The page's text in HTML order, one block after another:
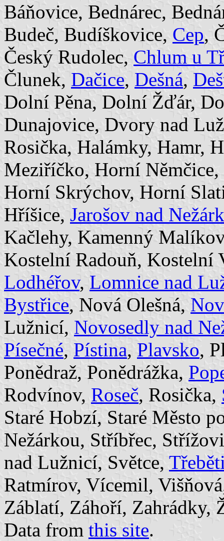
Báňovice, Bednárec,
Budeč, Budíškovice, Cep,
Český Rudolec, Chlum u
Člunek, Dačice, Dešná,
Dolní Pěna, Dolní Žďár,
Dunajovice, Dvory nad
Rosička, Halámky, Hamr,
Meziříčko, Horní Němčice,
Horní Skrýchov, Horní
Hříšice, Jarošov nad
Kačlehy, Kamenný
Kostelní Radouň,
Lodhéřov, Lomnice nad
Bystřice, Nová Olešná,
Lužnicí, Novosedly nad
Písečné, Pístina, Plavsko,
Ponědraž, Ponědrážka,
Rodvínov, Roseč, Rosička,
Staré Hobzí, Staré Město
Nežárkou, Stříbřec,
nad Lužnicí, Světce,
Ratmírov, Vícemil,
Záblatí, Záhoří, Zahrádky,
Data from this site.